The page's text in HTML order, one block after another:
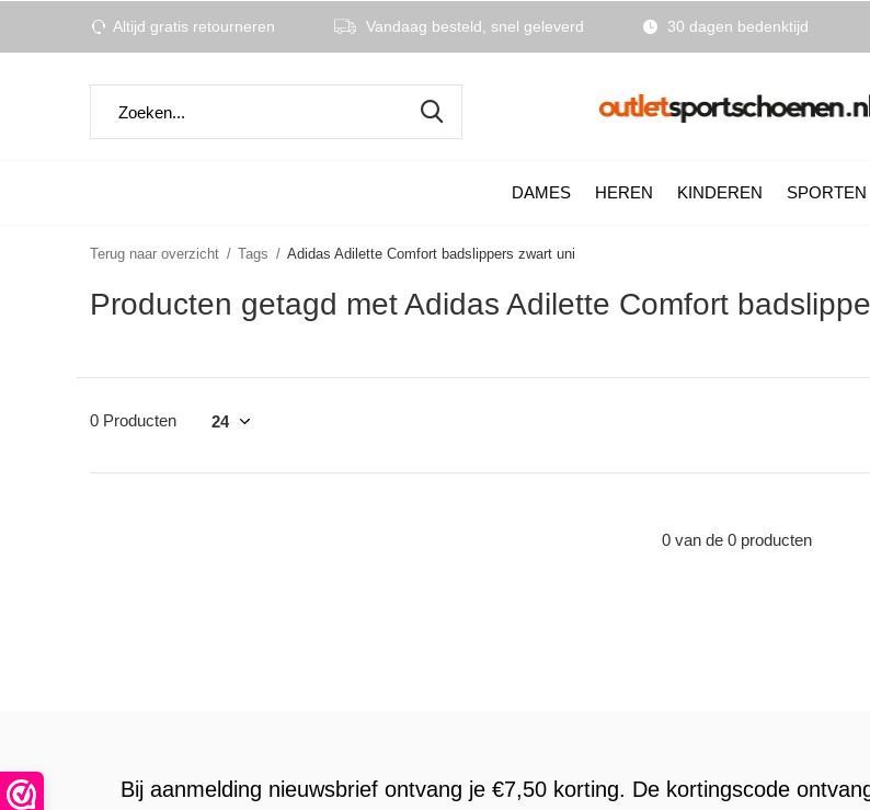
DAMES HEREN KINDEREN SPORTEN
Altijd gratis retourneren Vandaag besteld, snel geleverd 30 dagen bedenktijd
Terug naar overzicht Tags Adidas Adilette Comfort badslippers zwart uni
Producten getagd met Adidas Adilette Comfort
0 Producten
0 van de 0 producten
Bij aanmelding nieuwsbrief ontvang je €7,50 korting. De kortingscode